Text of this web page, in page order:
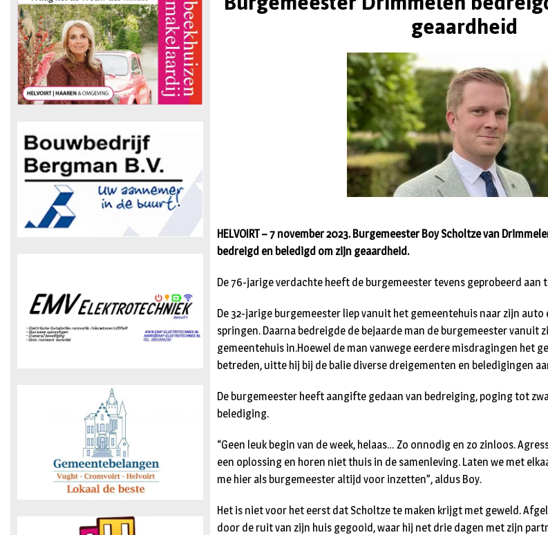
geaardheid
HELVOIRT – 7 november 2023. Burgemeester Boy Scholtze van
bedreigd en beledigd om zijn geaardheid.
De 76-jarige verdachte heeft de burgemeester tevens geprobeerd aan
De 32-jarige burgemeester liep vanuit het gemeentehuis naar zijn
springen. Daarna bedreigde de bejaarde man de burgemeester vanuit
gemeentehuis in.Hoewel de man vanwege eerdere misdragingen het
betreden, uitte hij bij de balie diverse dreigementen en beledigingen
De burgemeester heeft aangifte gedaan van bedreiging, poging tot
belediging.
“Geen leuk begin van de week, helaas… Zo onnodig en zo zinloos.
een oplossing en horen niet thuis in de samenleving. Laten we met
me hier als burgemeester altijd voor inzetten”, aldus Boy.
Het is niet voor het eerst dat Scholtze te maken krijgt met geweld.
door de ruit van zijn huis gegooid, waar hij net drie dagen met zijn